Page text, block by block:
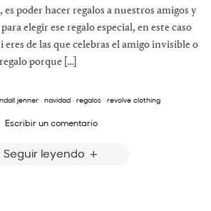
poder hacer regalos a nuestros amigos y
elegir ese regalo especial, en este caso
de las que celebras el amigo invisible o
porque […]
jenner· navidad· regalos· revolve clothing
Escribir un comentario
Seguir leyendo